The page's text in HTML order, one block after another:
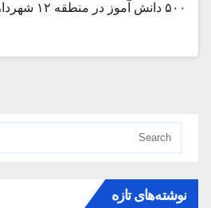
۵۰۰ دانش آموز در منطقه ۱۲ شهرداری برگزار شد
نوشته‌های تازه